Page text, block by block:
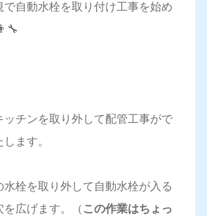
で自動水栓を取り付け工事を始め
ッチンを取り外して配管工事がで
ます。
水栓を取り外して自動水栓が入る
を広げます。（ この作業はちょっ